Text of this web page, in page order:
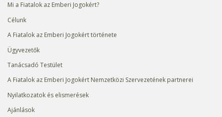
Mi a Fiatalok az Emberi Jogokért?
Célunk
A Fiatalok az Emberi Jogokért története
Ügyvezetők
Tanácsadó Testület
A Fiatalok az Emberi Jogokért Nemzetközi Szervezetének partnerei
Nyilatkozatok és elismerések
Ajánlások